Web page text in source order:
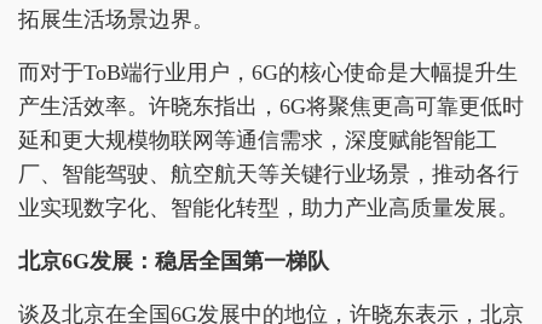
拓展生活场景边界。
而对于ToB端行业用户，6G的核心使命是大幅提升生
产生活效率。许晓东指出，6G将聚焦更高可靠更低时
延和更大规模物联网等通信需求，深度赋能智能工
厂、智能驾驶、航空航天等关键行业场景，推动各行
业实现数字化、智能化转型，助力产业高质量发展。
北京6G发展：稳居全国第一梯队
谈及北京在全国6G发展中的地位，许晓东表示，北京